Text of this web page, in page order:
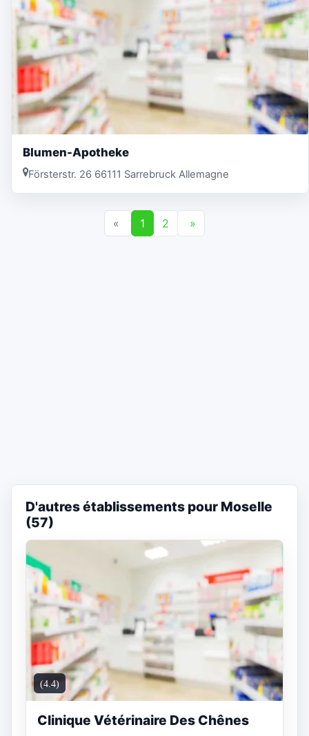
Blumen-Apotheke
Försterstr. 26 66111 Sarrebruck Allemagne
« 1 2 »
D'autres établissements pour Moselle
(57)
(4.4)
Clinique Vétérinaire Des Chênes